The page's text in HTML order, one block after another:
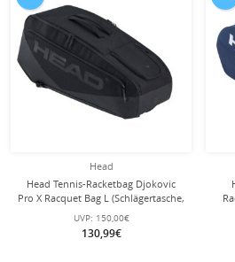
Head
Head Tennis-Racketbag Djokovic
Pro X Racquet Bag L (Schlägertasche,
2 Hauptfächer) 2025 schwarz 9er
UVP: 150,00€
130,99€